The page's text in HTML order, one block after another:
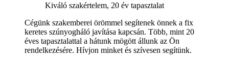
Kiváló szakértelem, 20 év tapasztalat
Cégünk szakemberei örömmel segítenek önnek a fix
keretes szúnyogháló javítása kapcsán. Több, mint 20
éves tapasztalattal a hátunk mögött állunk az Ön
rendelkezésére. Hívjon minket és szívesen segítünk.